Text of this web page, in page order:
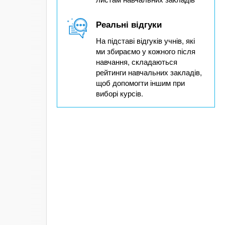
Реальні відгуки
На підставі відгуків учнів, які
ми збираємо у кожного після
навчання, складаються
рейтинги навчальних закладів,
щоб допомогти іншим при
виборі курсів.